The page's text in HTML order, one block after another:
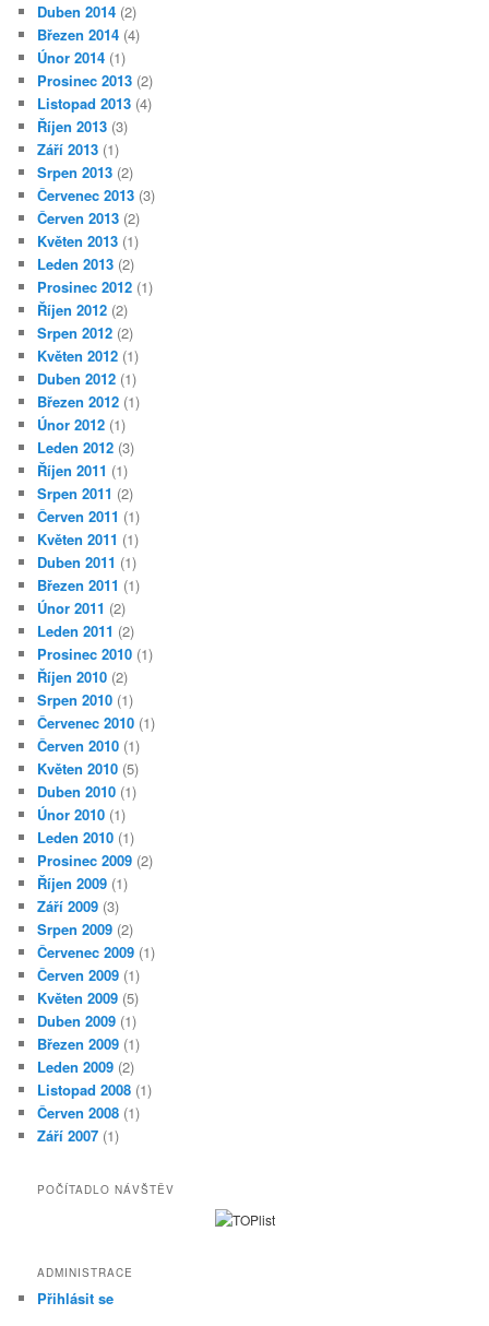
Duben 2014 (2)
Březen 2014 (4)
Únor 2014 (1)
Prosinec 2013 (2)
Listopad 2013 (4)
Říjen 2013 (3)
Září 2013 (1)
Srpen 2013 (2)
Červenec 2013 (3)
Červen 2013 (2)
Květen 2013 (1)
Leden 2013 (2)
Prosinec 2012 (1)
Říjen 2012 (2)
Srpen 2012 (2)
Květen 2012 (1)
Duben 2012 (1)
Březen 2012 (1)
Únor 2012 (1)
Leden 2012 (3)
Říjen 2011 (1)
Srpen 2011 (2)
Červen 2011 (1)
Květen 2011 (1)
Duben 2011 (1)
Březen 2011 (1)
Únor 2011 (2)
Leden 2011 (2)
Prosinec 2010 (1)
Říjen 2010 (2)
Srpen 2010 (1)
Červenec 2010 (1)
Červen 2010 (1)
Květen 2010 (5)
Duben 2010 (1)
Únor 2010 (1)
Leden 2010 (1)
Prosinec 2009 (2)
Říjen 2009 (1)
Září 2009 (3)
Srpen 2009 (2)
Červenec 2009 (1)
Červen 2009 (1)
Květen 2009 (5)
Duben 2009 (1)
Březen 2009 (1)
Leden 2009 (2)
Listopad 2008 (1)
Červen 2008 (1)
Září 2007 (1)
POČÍTADLO NÁVŠTĚV
ADMINISTRACE
Přihlásit se